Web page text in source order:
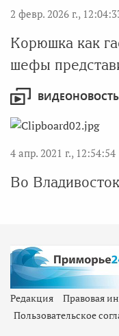
2 февр. 2026 г.,
Корюшка как
шефы
ВИДЕОНОВОСТЬ
4 апр. 2021 г., 12:54:54
Во
Редакция Правовая
Пользовательское